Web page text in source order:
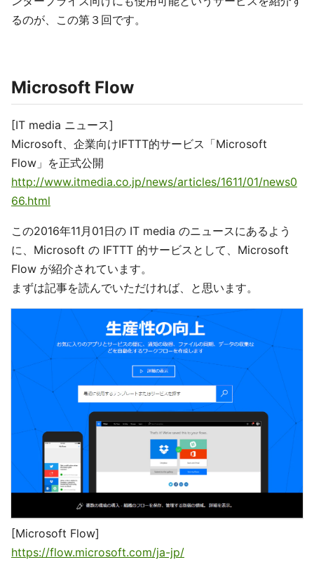
るのが、この第３回です。
Microsoft Flow
[IT media ニュース]
Microsoft、企業向けIFTTT的サービス「Microsoft
Flow」を正式公開
http://www.itmedia.co.jp/news/articles/1611/01/news0
66.html
この2016年11月01日の IT media のニュースにあるよう
に、Microsoft の IFTTT 的サービスとして、Microsoft
Flow が紹介されています。
まずは記事を読んでいただければ、と思います。
[Microsoft Flow]
https://flow.microsoft.com/ja-jp/